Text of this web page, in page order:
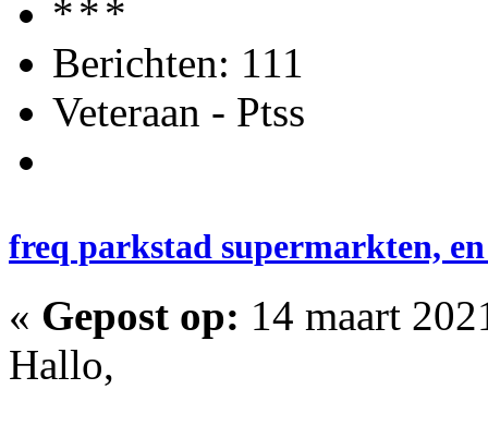
Berichten: 111
Veteraan - Ptss
freq parkstad supermarkten,
« Gepost op: 14 maart
Hallo,